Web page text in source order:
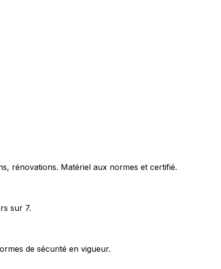
rénovations. Matériel aux normes et certifié.
sur 7.
de sécurité en vigueur.